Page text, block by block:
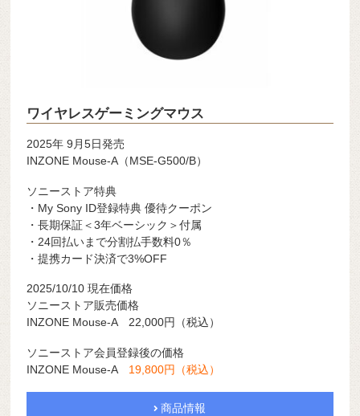
ワイヤレスゲーミングマウス
2025年 9月5日発売
INZONE Mouse-A（MSE-G500/B）
ソニーストア特典
・My Sony ID登録特典 優待クーポン
・長期保証＜3年ベーシック＞付属
・24回払いまで分割払手数料0％
・提携カード決済で3%OFF
2025/10/10 現在価格
ソニーストア販売価格
INZONE Mouse-A 22,000円（税込）
ソニーストア会員登録後の価格
INZONE Mouse-A 19,800円（税込）
商品情報